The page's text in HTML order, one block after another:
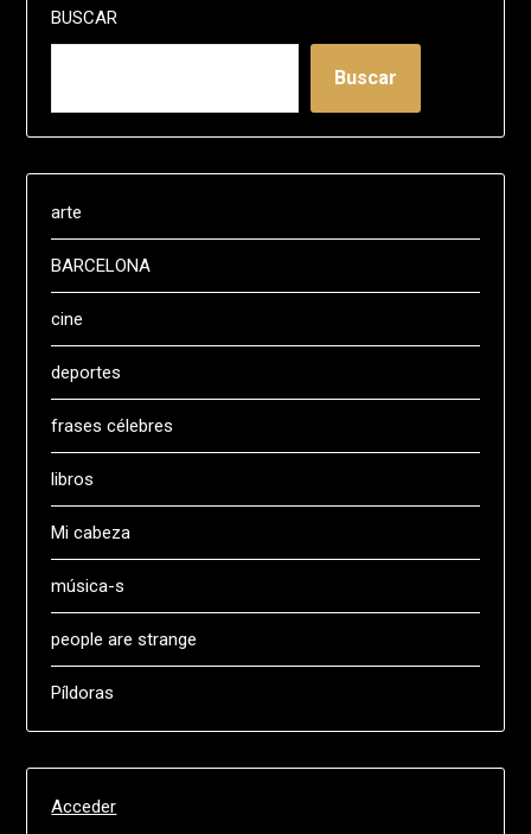
BUSCAR
Buscar
arte
BARCELONA
cine
deportes
frases célebres
libros
Mi cabeza
música-s
people are strange
Píldoras
Acceder